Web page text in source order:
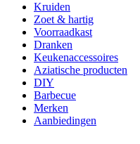
Kruiden
Zoet & hartig
Voorraadkast
Dranken
Keukenaccessoires
Aziatische producten
DIY
Barbecue
Merken
Aanbiedingen